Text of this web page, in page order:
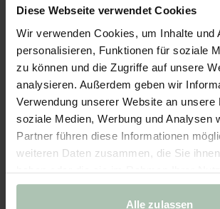
Diese Webseite verwendet Cookies
Wir verwenden Cookies, um Inhalte und
personalisieren, Funktionen für soziale
zu können und die Zugriffe auf unsere
analysieren. Außerdem geben wir
Verwendung unserer Website an unsere
soziale Medien, Werbung und Analysen
Partner führen diese Informationen
weiteren Daten zusammen, die Sie
haben oder die sie im Rahmen Ihrer
gesammelt haben.
Alle zulassen
Farben
Ausgewählte Größe: Onesize